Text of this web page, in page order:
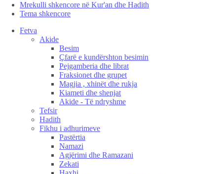
Mrekulli shkencore në Kur'an dhe Hadith
Tema shkencore
Fetva
Akide
Besim
Çfarë e kundërshton besimin
Pejgamberia dhe librat
Fraksionet dhe grupet
Magjia , xhinët dhe rukja
Kiameti dhe shenjat
Akide - Të ndryshme
Tefsir
Hadith
Fikhu i adhurimeve
Pastërtia
Namazi
Agjërimi dhe Ramazani
Zekati